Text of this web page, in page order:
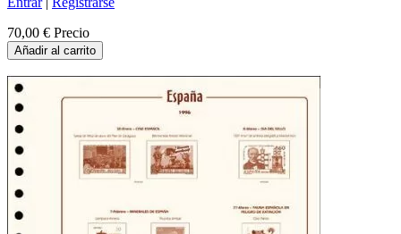
70,00 € Precio
Añadir al carrito